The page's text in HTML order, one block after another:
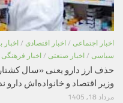
اخبار اجتماعی / اخبار اقتصادی / اخبار
سیاسی / اخبار صنعتی / اخبار فرهنگی
حذف ارز دارو یعنی «سال
وزیر اقتصاد و خانواده‌اش دارو
مرداد 18, 1405